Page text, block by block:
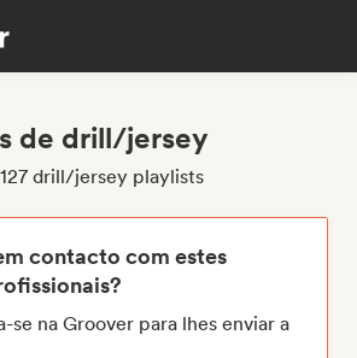
de drill/jersey
drill/jersey playlists
contacto com estes
se na Groover para lhes enviar a